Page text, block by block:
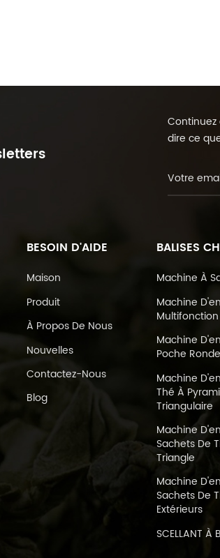
dire ce
BESOIN D'AIDE
Maison
Produit
À Propos De Nous
Nouvelles
Contactez-Nous
Blog
BALISES
Machine À
Machine
Multifonction
Machine
Poche Ronde
Machine
Thé À
Triangulaire
Machine
Sachets De
Triangle
Machine
Sachets De
Extérieurs
SCELLANT À